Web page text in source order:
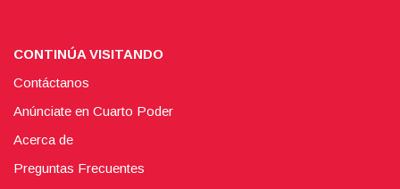
CONTINÚA VISITANDO
Contáctanos
Anúnciate en Cuarto Poder
Acerca de
Preguntas Frecuentes